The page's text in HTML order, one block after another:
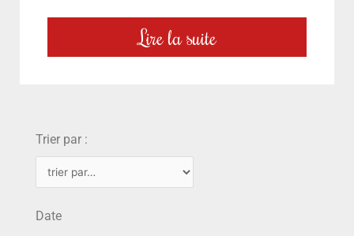
Lire la suite
Trier par :
Date